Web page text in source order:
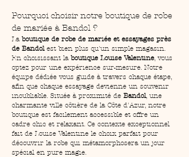
Pourquoi choisir notre boutique de robe
de mariée à Bandol ?
La boutique de robe de mariée et essayages près
de Bandol est bien plus qu'un simple magasin.
En choisissant la boutique Louise Valentine, vous
optez pour une expérience sur-mesure. Notre
équipe dédiée vous guide à travers chaque étape,
afin que chaque essayage devienne un souvenir
inoubliable. Située à proximité de Bandol, une
charmante ville côtière de la Côte d'Azur, notre
boutique est facilement accessible et offre un
cadre chic et relaxant. Ce contexte exceptionnel
fait de Louise Valentine le choix parfait pour
découvrir la robe qui métamorphosera un jour
spécial en pure magie.